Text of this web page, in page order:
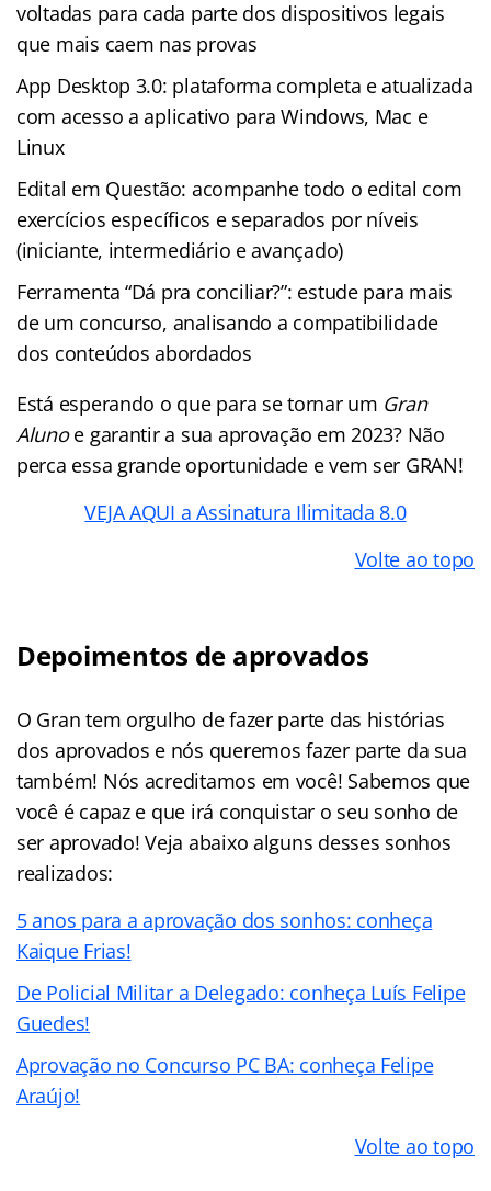
voltadas para cada parte dos dispositivos legais
que mais caem nas provas
App Desktop 3.0: plataforma completa e atualizada
com acesso a aplicativo para Windows, Mac e
Linux
Edital em Questão: acompanhe todo o edital com
exercícios específicos e separados por níveis
(iniciante, intermediário e avançado)
Ferramenta “Dá pra conciliar?”: estude para mais
de um concurso, analisando a compatibilidade
dos conteúdos abordados
Está esperando o que para se tornar um Gran
Alunoe garantir a sua aprovação em 2023? Não
perca essa grande oportunidade e vem ser GRAN!
VEJA AQUI a Assinatura Ilimitada 8.0
Volte ao topo
Depoimentos de aprovados
O Gran tem orgulho de fazer parte das histórias
dos aprovados e nós queremos fazer parte da sua
também! Nós acreditamos em você! Sabemos que
você é capaz e que irá conquistar o seu sonho de
ser aprovado! Veja abaixo alguns desses sonhos
realizados:
5 anos para a aprovação dos sonhos: conheça
Kaique Frias!
De Policial Militar a Delegado: conheça Luís Felipe
Guedes!
Aprovação no Concurso PC BA: conheça Felipe
Araújo!
Volte ao topo